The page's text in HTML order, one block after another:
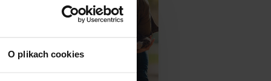
O plikach cookies